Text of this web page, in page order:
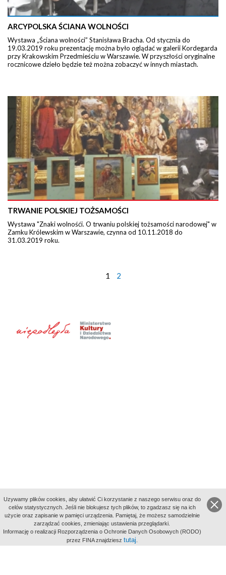
ARCYPOLSKA ŚCIANA WOLNOŚCI
Wystawa „Ściana wolności” Stanisława Bracha. Od stycznia do
19.03.2019 roku prezentację można było oglądać w galerii Kordegarda
przy Krakowskim Przedmieściu w Warszawie. W przyszłości oryginalne
rocznicowe dzieło będzie też można zobaczyć w innych miastach.
TRWANIE POLSKIEJ TOŻSAMOŚCI
Wystawa "Znaki wolnośći. O trwaniu polskiej tożsamości narodowej" w
Zamku Królewskim w Warszawie, czynna od 10.11.2018 do
31.03.2019 roku.
1 2
aktywności
Uzywamy plików cookies, aby ułatwić Ci korzystanie z naszego serwisu oraz do
celów statystycznych. Jeśli nie blokujesz tych plików, to zgadzasz się na ich
użycie oraz zapisanie w pamięci urządzenia. Pamiętaj, że możesz samodzielnie
zarządzać cookies, zmieniając ustawienia przeglądarki.
Informację o realizacji Rozporządzenia o Ochronie Danych Osobowych (RODO)
przez FINA znajdziesz tutaj